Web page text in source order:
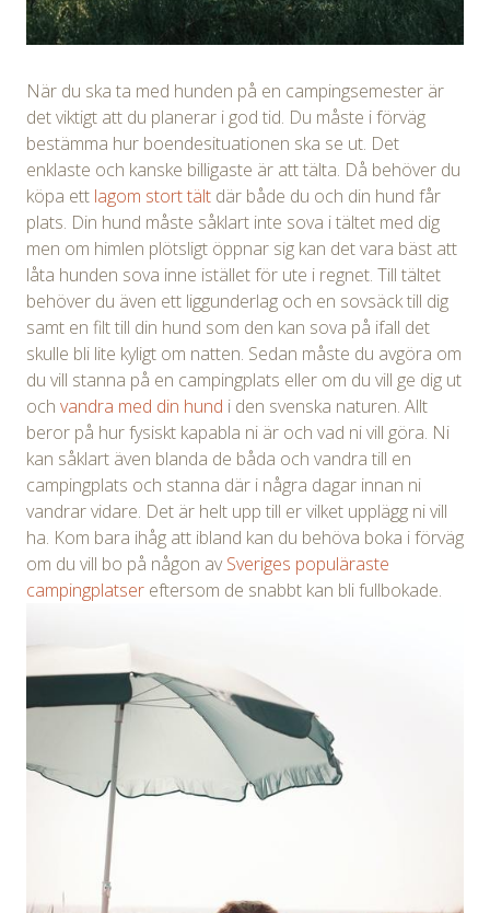
När du ska ta med hunden på en campingsemester är
det viktigt att du planerar i god tid. Du måste i förväg
bestämma hur boendesituationen ska se ut. Det
enklaste och kanske billigaste är att tälta. Då behöver du
köpa ett lagom stort tält där både du och din hund får
plats. Din hund måste såklart inte sova i tältet med dig
men om himlen plötsligt öppnar sig kan det vara bäst att
låta hunden sova inne istället för ute i regnet. Till tältet
behöver du även ett liggunderlag och en sovsäck till dig
samt en filt till din hund som den kan sova på ifall det
skulle bli lite kyligt om natten. Sedan måste du avgöra om
du vill stanna på en campingplats eller om du vill ge dig ut
och vandra med din hund i den svenska naturen. Allt
beror på hur fysiskt kapabla ni är och vad ni vill göra. Ni
kan såklart även blanda de båda och vandra till en
campingplats och stanna där i några dagar innan ni
vandrar vidare. Det är helt upp till er vilket upplägg ni vill
ha. Kom bara ihåg att ibland kan du behöva boka i förväg
om du vill bo på någon avSveriges populäraste
campingplatser eftersom de snabbt kan bli fullbokade.